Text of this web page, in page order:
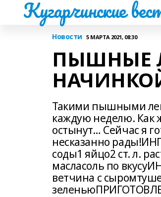
Кугарчинские
Новости 5 МАРТА 2021, 08:30
ПЫШНЫЕ
Такими пышными
каждую неделю. Как
остынут… Сейчас я
несказанно
соды1 яйцо2 ст. л.
масласоль по
ветчина с